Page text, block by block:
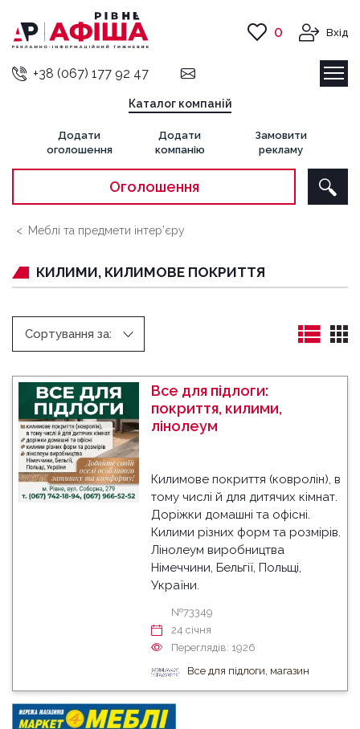
+38 (067) 177 92 47
Каталог компаній
Додати
оголошення
Додати
компанію
Замовити
рекламу
Оголошення
0 Вхід
Меблі та предмети інтер’єру
КИЛИМИ, КИЛИМОВЕ ПОКРИТТЯ
Сортування за:
Все для підлоги:
покриття, килими,
лінолеум
Килимове покриття (ковролін), в
тому числі й для дитячих кімнат.
Доріжки домашні та офісні.
Килими різних форм та розмірів.
Лінолеум виробництва
Німеччини, Бельгії, Польщі,
України.
№73349
24 cічня
Переглядів: 1926
Все для підлоги, магазин